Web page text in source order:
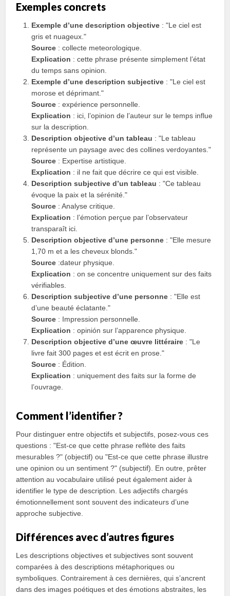
Exemples concrets
Exemple d’une description objective : "Le ciel est
gris et nuageux."
Source : collecte meteorologique.
Explication : cette phrase présente simplement l’état
du temps sans opinion.
Exemple d’une description subjective : "Le ciel est
morose et déprimant."
Source : expérience personnelle.
Explication : ici, l’opinion de l’auteur sur le temps influe
sur la description.
Description objective d’un tableau : "Le tableau
représente un paysage avec des collines verdoyantes."
Source : Expertise artistique.
Explication : il ne fait que décrire ce qui est visible.
Description subjective d’un tableau : "Ce tableau
évoque la paix et la sérénité."
Source : Analyse critique.
Explication : l’émotion perçue par l’observateur
transparaît ici.
Description objective d’une personne : "Elle mesure
1,70 m et a les cheveux blonds."
Source :dateur physique.
Explication : on se concentre uniquement sur des faits
vérifiables.
Description subjective d’une personne : "Elle est
d’une beauté éclatante."
Source : Impression personnelle.
Explication : opinión sur l’apparence physique.
Description objective d’une œuvre littéraire : "Le
livre fait 300 pages et est écrit en prose."
Source : Édition.
Explication : uniquement des faits sur la forme de
l’ouvrage.
Comment l’identifier ?
Pour distinguer entre objectifs et subjectifs, posez-vous ces
questions : "Est-ce que cette phrase reflète des faits
mesurables ?" (objectif) ou "Est-ce que cette phrase illustre
une opinion ou un sentiment ?" (subjectif). En outre, prêter
attention au vocabulaire utilisé peut également aider à
identifier le type de description. Les adjectifs chargés
émotionnellement sont souvent des indicateurs d’une
approche subjective.
Différences avec d’autres figures
Les descriptions objectives et subjectives sont souvent
comparées à des descriptions métaphoriques ou
symboliques. Contrairement à ces dernières, qui s’ancrent
dans des images poétiques et des émotions abstraites, les